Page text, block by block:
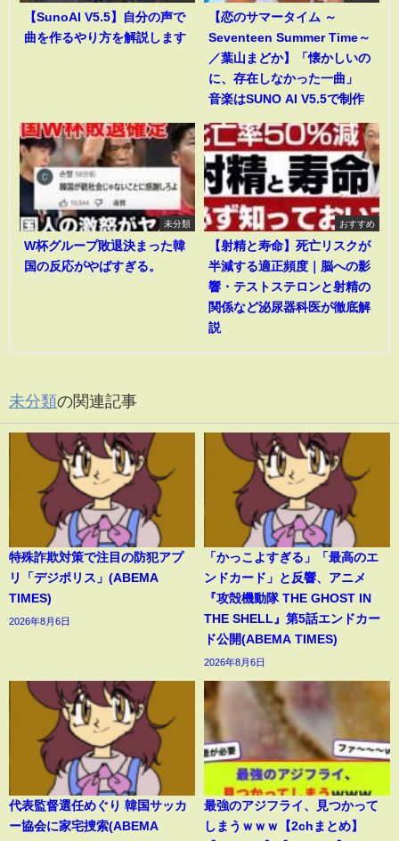
【SunoAI V5.5】自分の声で
曲を作るやり方を解説します
【恋のサマータイム ～
Seventeen Summer Time～
／葉山まどか】「懐かしいの
に、存在しなかった一曲」
音楽はSUNO AI V5.5で制作
未分類
W杯グループ敗退決まった韓
国の反応がやばすぎる。
おすすめ
【射精と寿命】死亡リスクが
半減する適正頻度｜脳への影
響・テストステロンと射精の
関係など泌尿器科医が徹底解
説
未分類の関連記事
特殊詐欺対策で注目の防犯アプ
リ「デジポリス」(ABEMA
TIMES)
2026年8月6日
「かっこよすぎる」「最高のエ
ンドカード」と反響、アニメ
『攻殻機動隊 THE GHOST IN
THE SHELL』第5話エンドカー
ド公開(ABEMA TIMES)
2026年8月6日
代表監督選任めぐり 韓国サッカ
ー協会に家宅捜索(ABEMA
最強のアジフライ、見つかって
しまうｗｗｗ【2chまとめ】